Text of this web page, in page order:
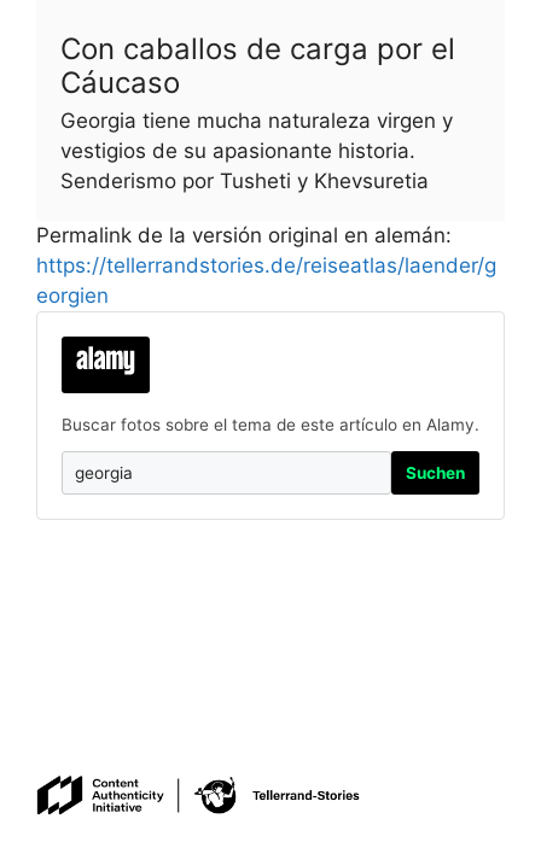
Con caballos de carga por el
Cáucaso
Georgia tiene mucha naturaleza virgen y
vestigios de su apasionante historia.
Senderismo por Tusheti y Khevsuretia
Permalink de la versión original en alemán:
https://tellerrandstories.de/reiseatlas/laender/g
eorgien
Buscar fotos sobre el tema de este artículo en Alamy.
Suchen